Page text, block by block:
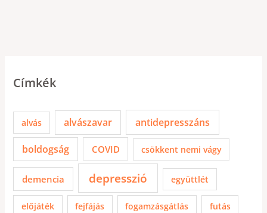
Címkék
alvás alvászavar antidepresszáns
boldogság COVID csökkent nemi vágy
demencia depresszió együttlét
előjáték fejfájás fogamzásgátlás futás